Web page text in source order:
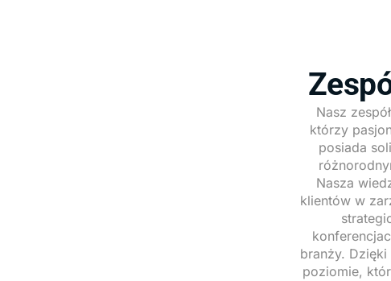
Nasz
którzy
posiada
Nasza
klientów w
branży.
poziomie,